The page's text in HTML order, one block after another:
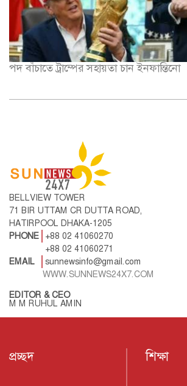
পদ বাঁচাতে ট্রাম্পের সহায়তা চান ইনফান্তিনো
BELLVIEW TOWER
71 BIR UTTAM CR DUTTA ROAD,
HATIRPOOL DHAKA-1205
PHONE
+88 02 41060270
+88 02 41060271
EMAIL
sunnewsinfo@gmail.com
WWW.SUNNEWS24X7.COM
EDITOR & CEO
M M RUHUL AMIN
প্রচ্ছদ শিক্ষা